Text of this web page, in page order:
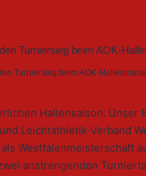
Turniersieg beim AOK-
Hallensaison: Unser
Leichtathletik-Verband
Westfalenmeisterschaft
anstrengenden